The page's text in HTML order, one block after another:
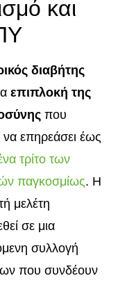
και
διαβήτης
επιπλοκή της
που
να επηρεάσει έως
τρίτο των
παγκοσμίως. Η
μελέτη
σε μια
συλλογή
που συνδέουν